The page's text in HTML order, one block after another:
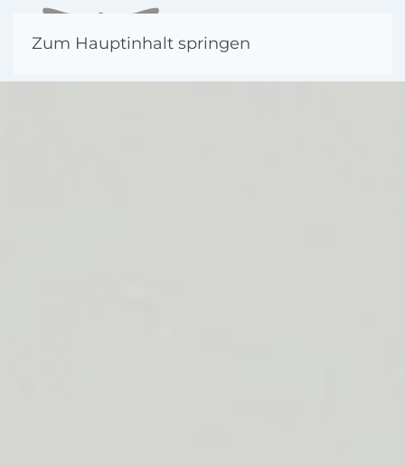
Zum Hauptinhalt springen